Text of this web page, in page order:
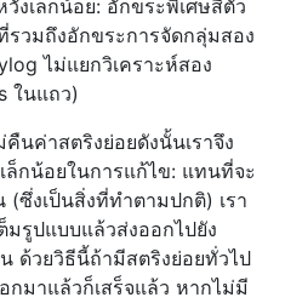
วังเล็กน้อย: อักขระพิเศษสี่ตัว
วมถึงอักขระการจัดกลุ่มสอง
ไม่แยกวิเคราะห์สอง
ในแถว)
คืนค่าสตริงย่อยดังนั้นเราจึง
ล็กน้อยในการแก้ไข: แทนที่จะ
(ซึ่งเป็นสิ่งที่ทำตามปกติ) เรา
มรูปแบบแล้วส่งออกไปยัง
ด้วยวิธีนี้ถ้ามีสตริงย่อยทั่วไป
กมาแล้วก็เสร็จแล้ว หากไม่มี